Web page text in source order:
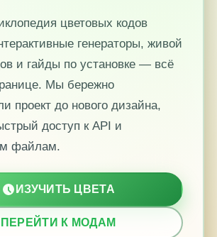
цветовых кодов
генераторы, живой
и гайды по установке — всё
Мы бережно
проект до нового дизайна,
доступ к API и
файлам.
ИЗУЧИТЬ ЦВЕТА
ПЕРЕЙТИ К МОДАМ